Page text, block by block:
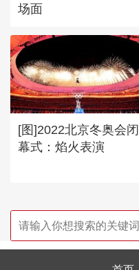
场面
[图]2022北京冬奥会闭
幕式：焰火表演